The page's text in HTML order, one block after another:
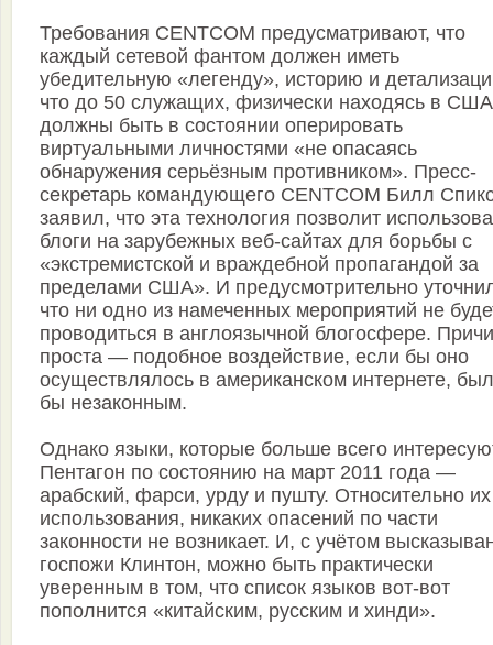
Требования CENTCOM предусматривают, что
каждый сетевой фантом должен иметь
убедительную «легенду», историю и
что до 50 служащих, физически находясь в
должны быть в состоянии оперировать
виртуальными личностями «не опасаясь
обнаружения серьёзным противником». Пресс-
секретарь командующего CENTCOM Билл
заявил, что эта технология позволит
блоги на зарубежных веб-сайтах для борьбы с
«экстремистской и враждебной пропагандой за
пределами США». И предусмотрительно
что ни одно из намеченных мероприятий не
проводиться в англоязычной блогосфере.
проста — подобное воздействие, если бы оно
осуществлялось в американском интернете,
бы незаконным.
Однако языки, которые больше всего
Пентагон по состоянию на март 2011 года —
арабский, фарси, урду и пушту. Относительно их
использования, никаких опасений по части
законности не возникает. И, с учётом
госпожи Клинтон, можно быть практически
уверенным в том, что список языков вот-вот
пополнится «китайским, русским и хинди».